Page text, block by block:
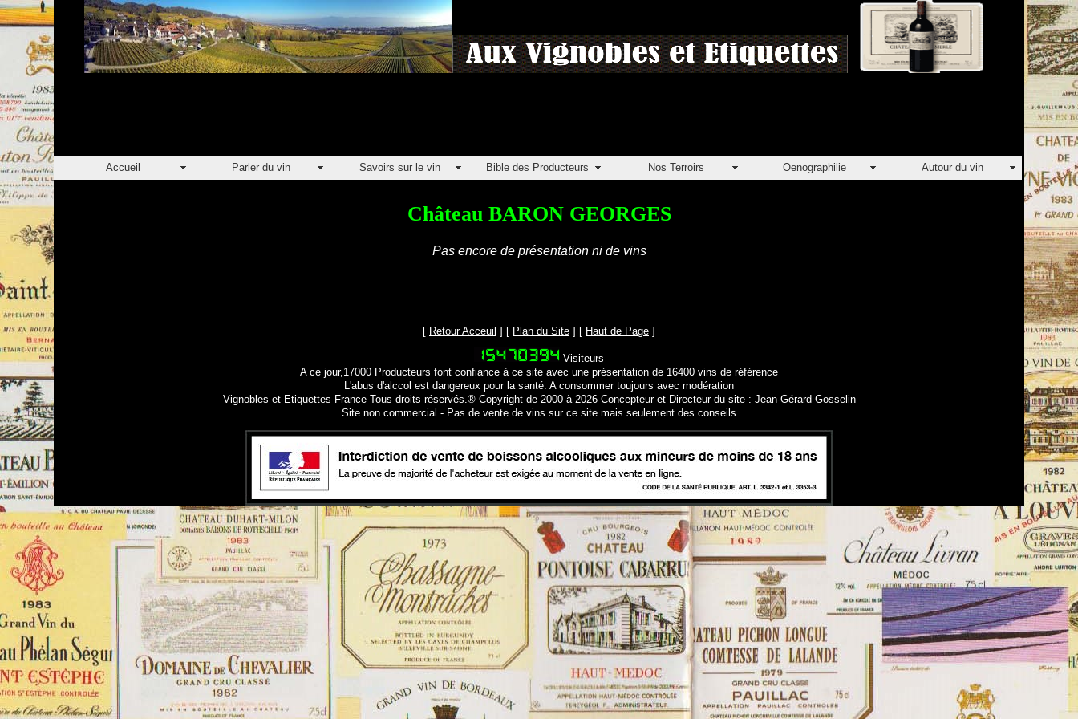
Accueil Parler du vin Savoirs sur le vin Bible des Producteurs Nos Terroirs Oenographilie Autour du vin
Château BARON GEORGES
Pas encore de présentation ni de vins
[ Retour Acceuil ] [ Plan du Site ] [ Haut de Page ]
Visiteurs
A ce jour,17000 Producteurs font confiance à ce site avec une présentation de 16400 vins de référence
L'abus d'alccol est dangereux pour la santé. A consommer toujours avec modération
Vignobles et Etiquettes France Tous droits réservés.® Copyright de 2000 à 2026 Concepteur et Directeur du site : Jean-Gérard Gosselin
Site non commercial - Pas de vente de vins sur ce site mais seulement des conseils